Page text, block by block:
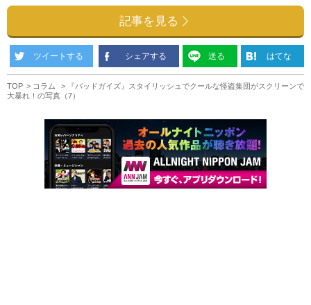
記事を見る
ツイートする シェアする 送る はてな
TOP コラム
『バッドガイズ』スタイリッシュでクールな怪盗集団がスクリーンで
大暴れ！の写真（7）